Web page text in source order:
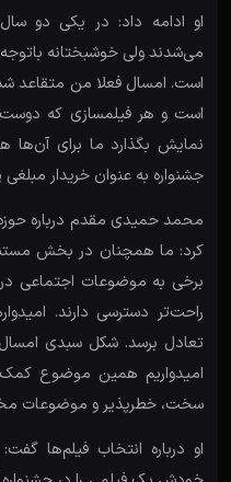
او ادامه داد: در یکی دو سال
می‌شدند ولی خوشبختانه
است. امسال فعلا من متقاعد
است و هر فیلمسازی که دوست
نمایش بگذارد ما برای آن‌ها
جشنواره به عنوان خریدار
محمد حمیدی مقدم درباره
کرد: ما همچنان در بخش
برخی به موضوعات اجتماعی
راحت‌تر دسترسی دارند.
تعادل برسد. شکل سبدی
امیدواریم همین موضوع
سخت، خطرپذیر و موضوعات
او درباره انتخاب فیلم‌ها